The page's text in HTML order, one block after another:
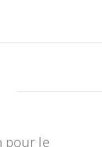
pour le